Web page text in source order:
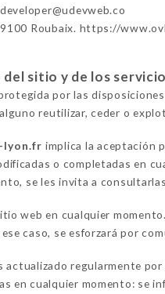
Roubaix. https://
del sitio y de los
por las
reutilizar, ceder o
implica la aceptación
o completadas en
se les invita a
web en cualquier
caso, se esforzará por
actualizado regularmente por
en cualquier momento: se